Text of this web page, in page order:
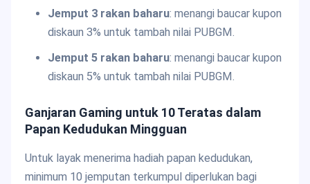
Jemput 3 rakan baharu: menangi baucar kupon
diskaun 3% untuk tambah nilai PUBGM.
Jemput 5 rakan baharu: menangi baucar kupon
diskaun 5% untuk tambah nilai PUBGM.
Ganjaran Gaming untuk 10 Teratas dalam
Papan Kedudukan Mingguan
Untuk layak menerima hadiah papan kedudukan,
minimum 10 jemputan terkumpul diperlukan bagi